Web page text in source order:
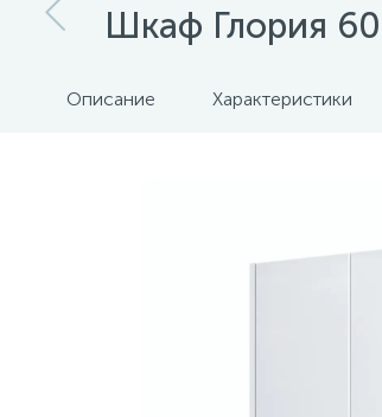
Шкаф Глория 60
Описание Характеристики